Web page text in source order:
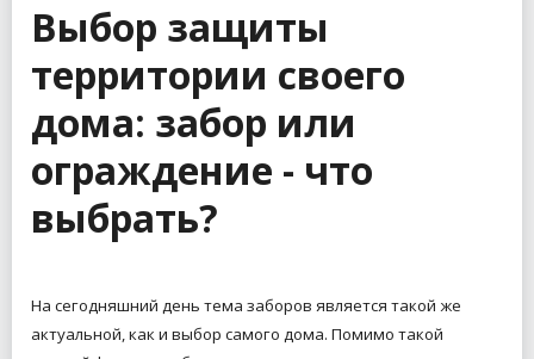
Выбор защиты
территории своего
дома: забор или
ограждение - что
выбрать?
На сегодняшний день тема заборов является такой же
актуальной, как и выбор самого дома. Помимо такой